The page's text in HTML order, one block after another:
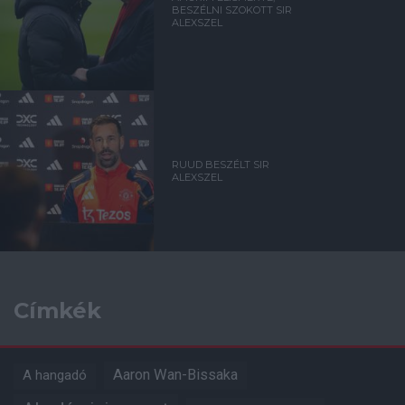
BESZÉLNI SZOKOTT SIR
ALEXSZEL
RUUD BESZÉLT SIR
ALEXSZEL
Címkék
A hangadó Aaron Wan-Bissaka